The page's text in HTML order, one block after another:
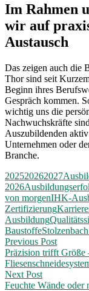
Im Rahmen
wir auf
Austausch
Das zeigen auch die
Thor sind seit
Beginn ihres
Gespräch kommen.
wichtig uns die
Nachwuchskräfte
Auszubildenden
Unternehmen oder
Branche.
202520262027
2026
von morgenIHK-
Zertifizierung
Ausbildung
Baustoffe
Post
navigation
Previous Post
Präzision trifft
Next Post
Feuchte Wände oder